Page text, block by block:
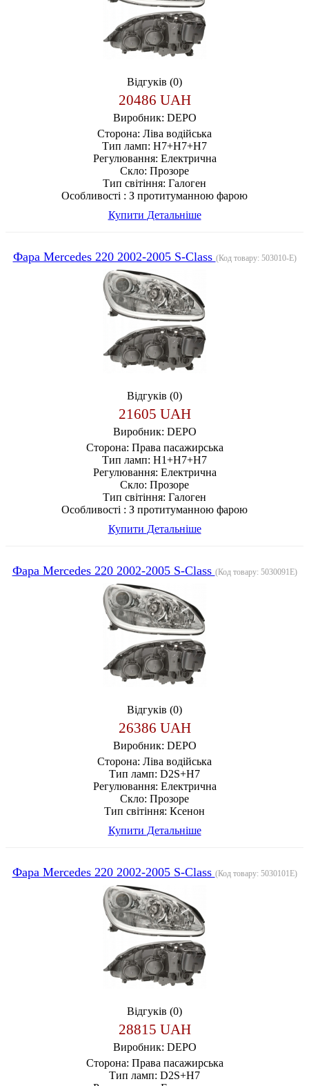
Відгуків (0)
20486 UAH
Виробник: DEPO
Сторона: Ліва водійська
Тип ламп: H7+H7+H7
Регулювання: Електрична
Скло: Прозоре
Тип світіння: Галоген
Особливості : З протитуманною фарою
Купити Детальніше
Фара Mercedes 220 2002-2005 S-Class (Код товару: 503010-E)
Відгуків (0)
21605 UAH
Виробник: DEPO
Сторона: Права пасажирська
Тип ламп: H1+H7+H7
Регулювання: Електрична
Скло: Прозоре
Тип світіння: Галоген
Особливості : З протитуманною фарою
Купити Детальніше
Фара Mercedes 220 2002-2005 S-Class (Код товару: 5030091E)
Відгуків (0)
26386 UAH
Виробник: DEPO
Сторона: Ліва водійська
Тип ламп: D2S+H7
Регулювання: Електрична
Скло: Прозоре
Тип світіння: Ксенон
Купити Детальніше
Фара Mercedes 220 2002-2005 S-Class (Код товару: 5030101E)
Відгуків (0)
28815 UAH
Виробник: DEPO
Сторона: Права пасажирська
Тип ламп: D2S+H7